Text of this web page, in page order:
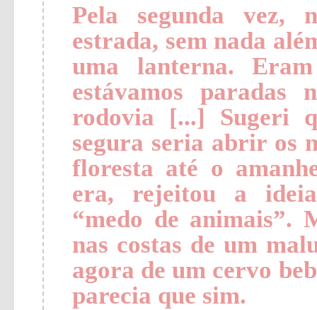
Pela segunda vez,
estrada, sem nada
uma lanterna.
estávamos paradas
rodovia [...] Sugeri
segura seria abrir os
floresta até o
era, rejeitou a
“medo de animais”.
nas costas de um
agora de um cervo
parecia que sim.